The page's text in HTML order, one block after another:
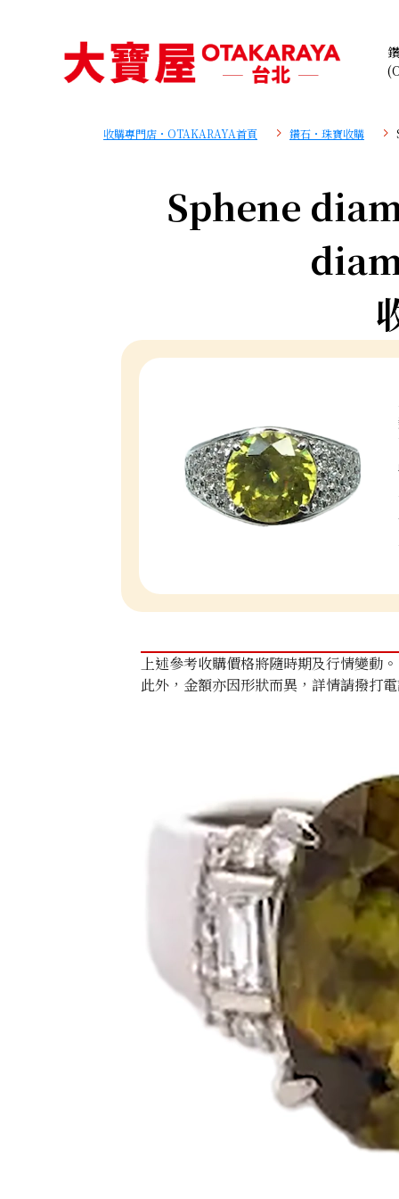
收購專門店・OTAKARAYA首頁 鑽石・珠寶收購
Sphene
上述參考收購價格將隨時期及行情變動。
此外，金額亦因形狀而異，詳情請撥打